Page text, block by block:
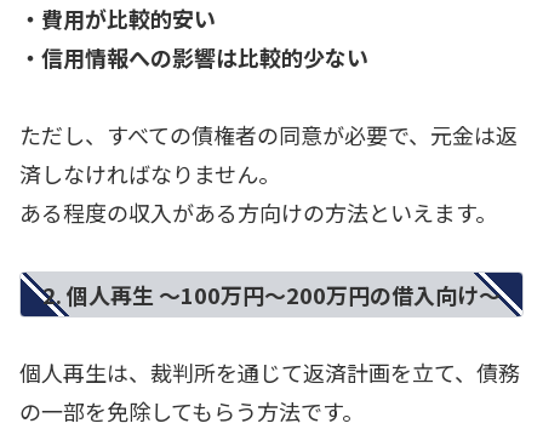
・費用が比較的安い
・信用情報への影響は比較的少ない
ただし、すべての債権者の同意が必要で、元金は返
済しなければなりません。
ある程度の収入がある方向けの方法といえます。
2. 個人再生 ～100万円～200万円の借入向け～
個人再生は、裁判所を通じて返済計画を立て、債務
の一部を免除してもらう方法です。